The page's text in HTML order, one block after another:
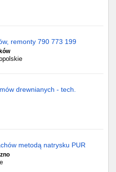
remonty 790 773 199
drewnianych - tech.
metodą natrysku PUR